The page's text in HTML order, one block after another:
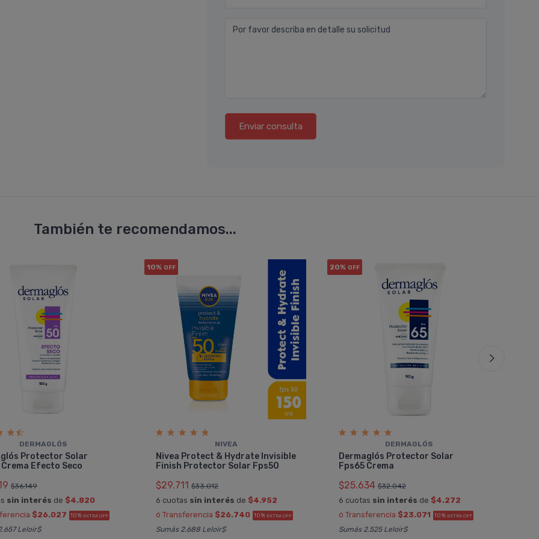
Por favor describa en detalle su solicitud
Enviar consulta
También te recomendamos...
DERMAGLÓS
Protector Solar
Crema Efecto Seco
$36.149
sin interés de $4.820
$26.027 10% EXTRA OFF
Leloir$
10% OFF
NIVEA
Nivea Protect & Hydrate Invisible
Finish Protector Solar Fps50
$29.711 $33.012
6 cuotas sin interés de $4.952
ó Transferencia $26.740 10% EXTRA OFF
Sumás 2.688 Leloir$
20% OFF
DERMAGLÓS
Dermaglós Protector Solar
Fps65 Crema
$25.634 $32.042
6 cuotas sin interés de $4.272
ó Transferencia $23.071 10% EXTRA OFF
Sumás 2.525 Leloir$